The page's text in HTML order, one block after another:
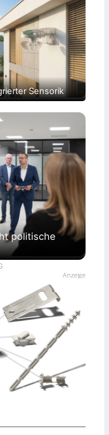
Sensorik
politische
Anzeige